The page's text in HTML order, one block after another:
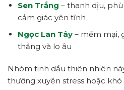
Sen Trắng – thanh dịu,
cảm giác yên tĩnh
Ngọc Lan Tây– mềm mại,
thẳng và lo âu
Nhóm tinh dầu thiên nhiên
thường xuyên stress hoặc